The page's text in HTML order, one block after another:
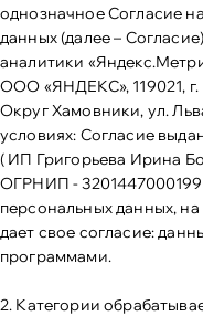
однозначное Согласие
данных (далее –
аналитики
ООО «ЯНДЕКС», 119021,
Округ Хамовники, ул.
условиях: Согласие
( ИП Григорьева Ирина
ОГРНИП -
персональных данных,
дает свое согласие:
программами.
2. Категории